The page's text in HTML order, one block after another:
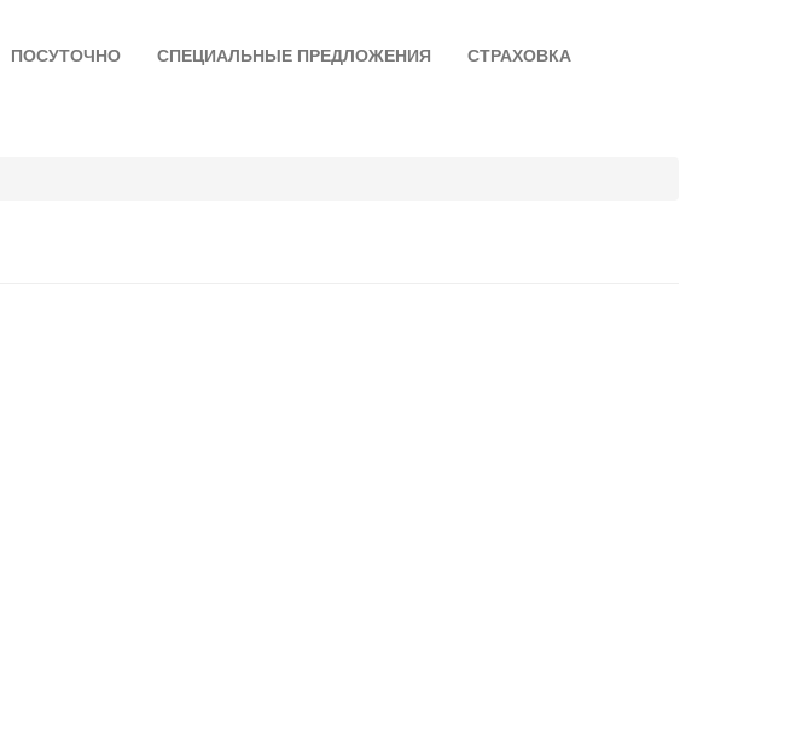
ПОСУТОЧНО СПЕЦИАЛЬНЫЕ ПРЕДЛОЖЕНИЯ СТРАХОВКА